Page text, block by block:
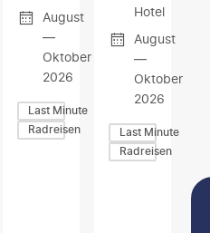
August
—
Oktober
2026
Last Minute
Radreisen
Hotel
August
—
Oktober
2026
Last Minute
Radreisen